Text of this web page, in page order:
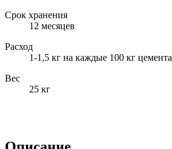
Срок хранения
12 месяцев
Расход
1-1,5 кг на каждые 100 кг цемента
Вес
25 кг